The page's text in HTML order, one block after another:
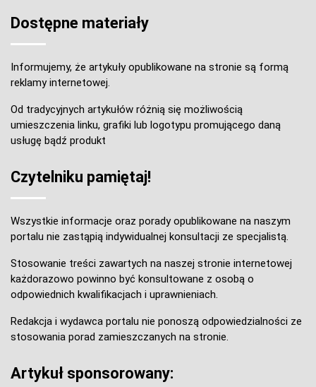
Dostępne materiały
Informujemy, że artykuły opublikowane na stronie są formą
reklamy internetowej.
Od tradycyjnych artykułów różnią się możliwością
umieszczenia linku, grafiki lub logotypu promującego daną
usługę bądź produkt
Czytelniku pamiętaj!
Wszystkie informacje oraz porady opublikowane na naszym
portalu nie zastąpią indywidualnej konsultacji ze specjalistą.
Stosowanie treści zawartych na naszej stronie internetowej
każdorazowo powinno być konsultowane z osobą o
odpowiednich kwalifikacjach i uprawnieniach.
Redakcja i wydawca portalu nie ponoszą odpowiedzialności ze
stosowania porad zamieszczanych na stronie.
Artykuł sponsorowany: